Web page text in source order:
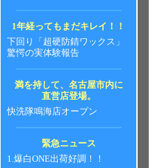
1年経ってもまだキレイ！！
下回り「超硬防錆ワックス」
驚愕の実体験報告
満を持して、名古屋市内に
直営店登場。
快洗隊鳴海店オープン
緊急ニュース
1.爆白ONE出荷好調！！